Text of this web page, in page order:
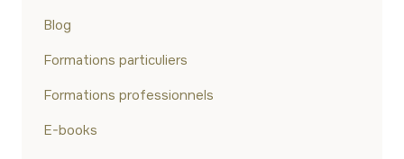
Blog
Formations particuliers
Formations professionnels
E-books